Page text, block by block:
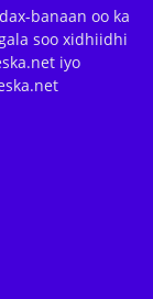
banaan oo ka
soo xidhiidhi
iyo